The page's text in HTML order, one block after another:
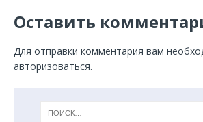
Оставить
Для отправки комментария вам
авторизоваться.